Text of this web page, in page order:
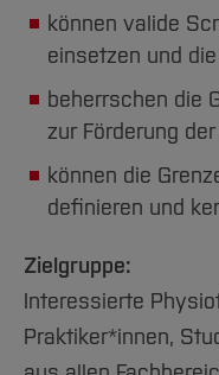
können valide
einsetzen und
beherrschen die
zur Förderung
können die
definieren und
Zielgruppe:
Interessierte
Praktiker*innen,